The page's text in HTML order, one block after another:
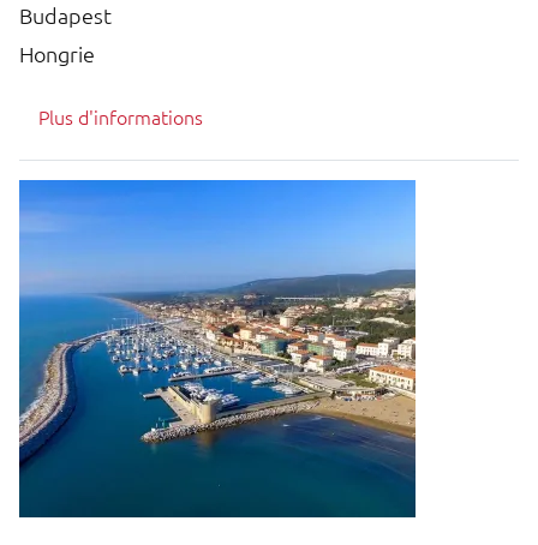
Budapest
Hongrie
Plus d'informations